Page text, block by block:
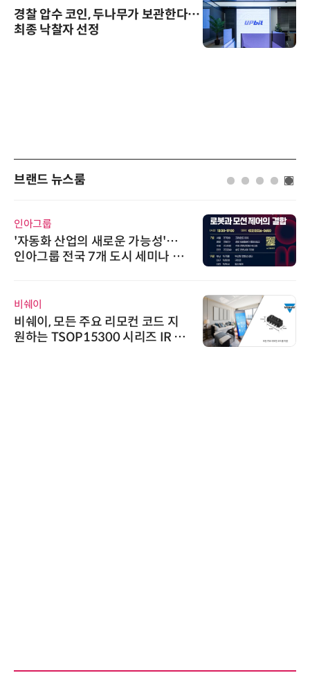
경찰 압수 코인, 두나무가 보관한다…
최종 낙찰자 선정
브랜드 뉴스룸
인아그룹
'자동화 산업의 새로운 가능성'…
인아그룹 전국 7개 도시 세미나 페
비쉐이
비쉐이, 모든 주요 리모컨 코드 지
원하는 TSOP15300 시리즈 IR 수